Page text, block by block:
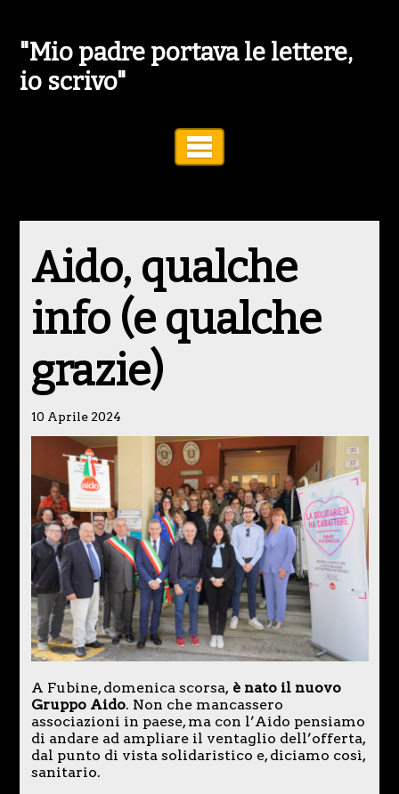
"Mio padre portava le lettere,
io scrivo"
Aido, qualche
info (e qualche
grazie)
10 Aprile 2024
A Fubine, domenica scorsa,è nato il nuovo
Gruppo Aido. Non che mancassero
associazioni in paese, ma con l’Aido pensiamo
di andare ad ampliare il ventaglio dell’offerta,
dal punto di vista solidaristico e, diciamo così,
sanitario.